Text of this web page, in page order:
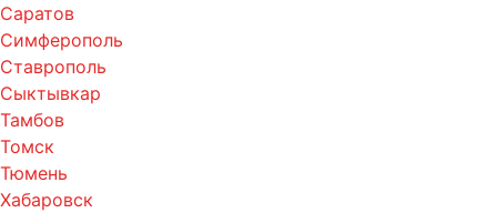
Саратов
Симферополь
Ставрополь
Сыктывкар
Тамбов
Томск
Тюмень
Хабаровск